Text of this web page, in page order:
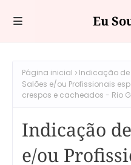
Eu
Página inicial Indicação de
Salões e/ou Profissionais
crespos e cacheados - Rio
Indicação
e/ou